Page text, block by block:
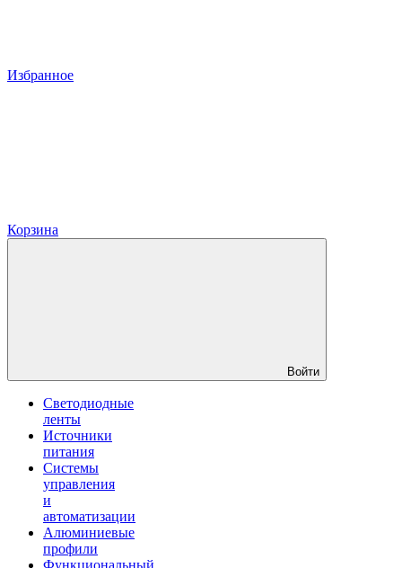
Избранное
Корзина
Войти
Светодиодные
ленты
Источники
питания
Системы
управления
и
автоматизации
Алюминиевые
профили
Функциональный